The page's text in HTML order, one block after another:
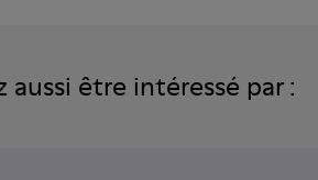
aussi être intéressé par :